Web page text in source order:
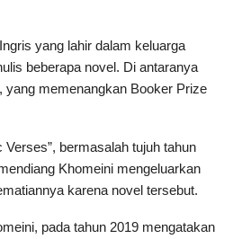
yang lahir dalam keluarga
beberapa novel. Di antaranya
yang memenangkan Booker Prize
Verses”, bermasalah tujuh tahun
Khomeini mengeluarkan
karena novel tersebut.
pada tahun 2019 mengatakan